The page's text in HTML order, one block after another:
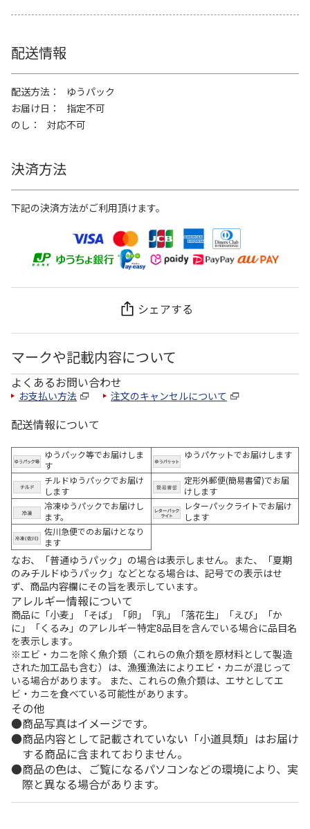
配送情報
配送方法
ゆうパック
お届け日
指定不可
のし
対応不可
決済方法
下記の決済方法がご利用頂けます。
シェアする
マークや記載内容について
よくあるお問い合わせ
お支払い方法 注文のキャンセルについて
配送情報について
ゆうパック等でお届けしま
す
ゆうパケットでお届けします
チルドゆうパックでお届け
します
定形外郵便(簡易書留)でお届
けします
冷凍ゆうパックでお届けし
ます。
レターパックライトでお届け
します
佐川急便でのお届けとなり
ます
なお、「普通ゆうパック」の場合は表示しません。また、「夏期
のみチルドゆうパック」などとなる場合は、記号での表示はせ
ず、商品内容欄にその旨を表示しています。
アレルギー情報について
商品に「小麦」「そば」「卵」「乳」「落花生」「えび」「か
に」「くるみ」のアレルギー特定8品目を含んでいる場合に品目名
を表示します。
※エビ・カニを除く魚介類（これらの魚介類を原材料として製造
された加工品も含む）は、漁獲漁法によりエビ・カニが混じって
いる場合があります。 また、これらの魚介類は、エサとしてエ
ビ・カニを食べている可能性があります。
その他
商品写真はイメージです。
商品内容として記載されていない「小道具類」はお届け
する商品に含まれておりません。
商品の色は、ご覧になるパソコンなどの環境により、実
際と異なる場合があります。